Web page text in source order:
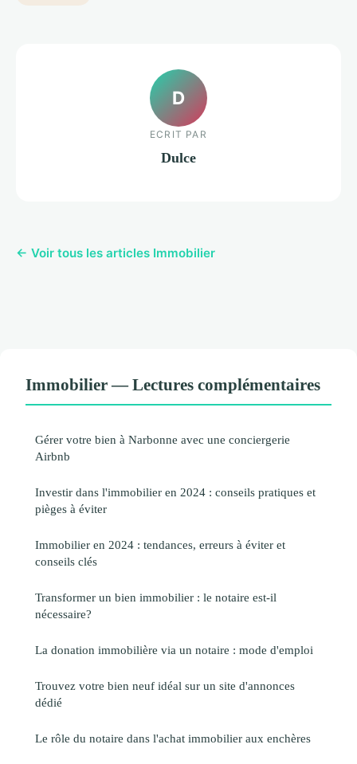
D
ECRIT PAR
Dulce
← Voir tous les articles Immobilier
Immobilier — Lectures complémentaires
Gérer votre bien à Narbonne avec une conciergerie
Airbnb
Investir dans l'immobilier en 2024 : conseils pratiques et
pièges à éviter
Immobilier en 2024 : tendances, erreurs à éviter et
conseils clés
Transformer un bien immobilier : le notaire est-il
nécessaire?
La donation immobilière via un notaire : mode d'emploi
Trouvez votre bien neuf idéal sur un site d'annonces
dédié
Le rôle du notaire dans l'achat immobilier aux enchères